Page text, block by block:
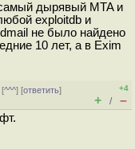
дырявый MTA и
exploitdb и
не было найдено
10 лет, а в Exim
[^^^] [ответить]
+4
+ / –